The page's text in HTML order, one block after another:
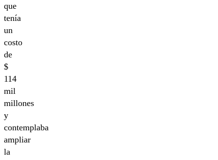
que
tenía
un
costo
de
$
114
mil
millones
y
contemplaba
ampliar
la